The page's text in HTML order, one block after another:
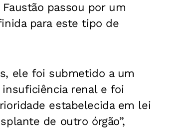
passou por um
para este tipo de
ele foi submetido a um
renal e foi
estabelecida em lei
de outro órgão”,